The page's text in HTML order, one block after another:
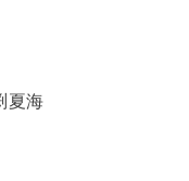
夏海